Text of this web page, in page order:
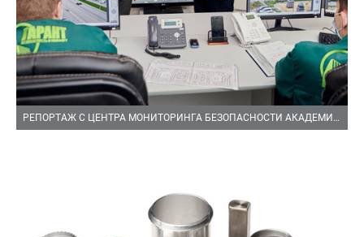
РЕПОРТАЖ С ЦЕНТРА МОНИТОРИНГА БЕЗОПАСНОСТИ АКАДЕМИЧЕСКОГО РАЙОНА